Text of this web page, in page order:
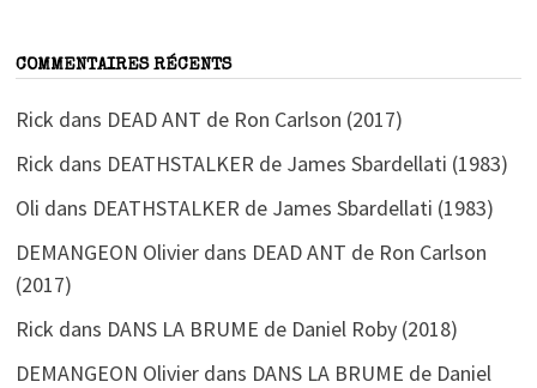
COMMENTAIRES RÉCENTS
Rick dans DEAD ANT de Ron Carlson (2017)
Rick dans DEATHSTALKER de James Sbardellati (1983)
Oli dans DEATHSTALKER de James Sbardellati (1983)
DEMANGEON Olivierdans DEAD ANT de Ron Carlson
(2017)
Rick dans DANS LA BRUME de Daniel Roby (2018)
DEMANGEON Olivierdans DANS LA BRUME de Daniel